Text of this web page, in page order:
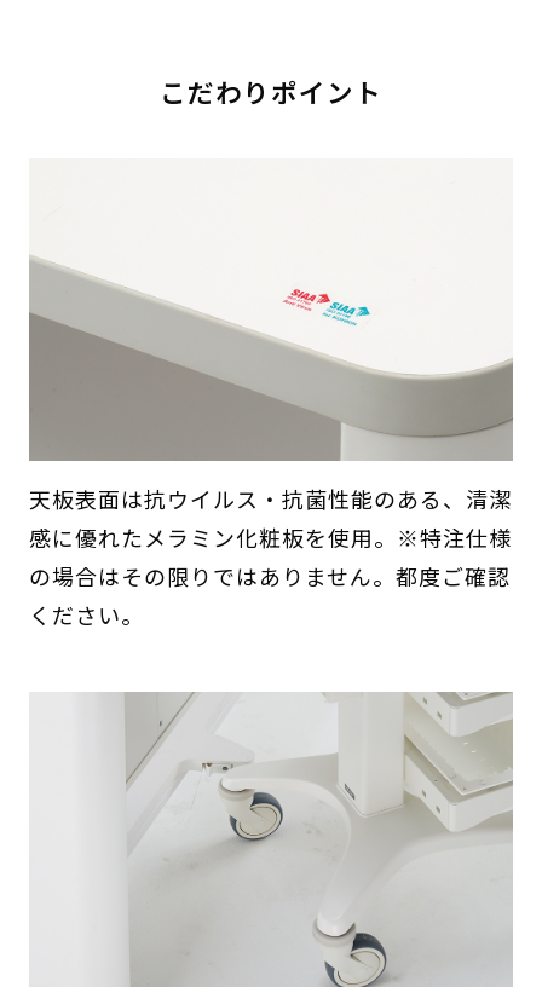
こだわりポイント
天板表面は抗ウイルス・抗菌性能のある、清潔
感に優れたメラミン化粧板を使用。※特注仕様
の場合はその限りではありません。都度ご確認
ください。